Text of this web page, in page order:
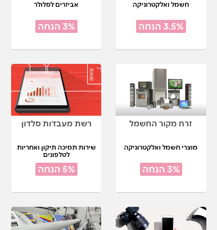
חשמל ואלקטרוניקה
3.5% הנחה
אביזרים לסלולר
3% הנחה
זרח מקור החשמל
מוצרי חשמל ואלקטרוניקה
3% הנחה
רשת מעבדות סלדון
שירות תמיכה תיקון ואחריות
לטלפונים
5% הנחה